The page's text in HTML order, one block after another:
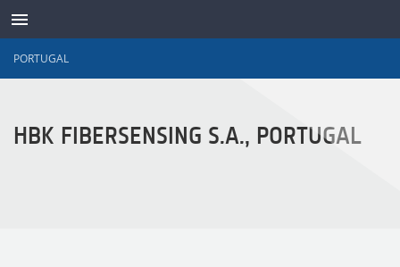
PORTUGAL
HBK FIBERSENSING S.A., PORTUGAL